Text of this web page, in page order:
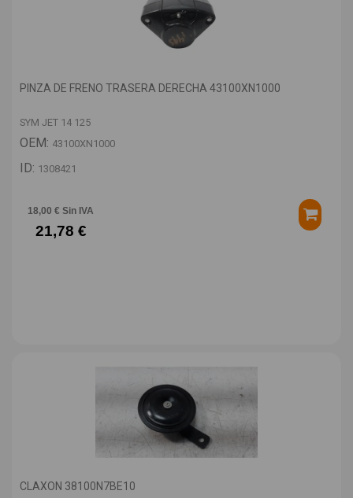
PINZA DE FRENO TRASERA DERECHA 43100XN1000
SYM JET 14 125
OEM: 43100XN1000
ID: 1308421
18,00 € Sin IVA
21,78 €
CLAXON 38100N7BE10